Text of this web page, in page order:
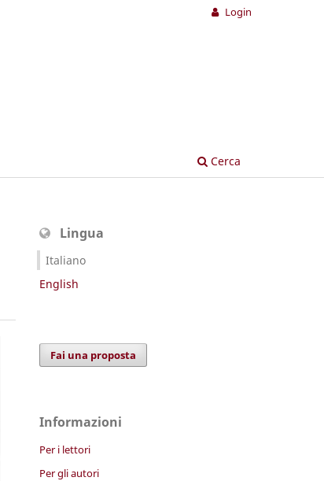
Cerca
Login
Lingua
Italiano
English
Fai una proposta
Informazioni
Per i lettori
Per gli autori